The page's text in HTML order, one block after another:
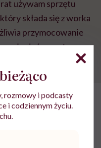
używam sprzętu
składa się z worka
przymocowanie
nawet co
Traktuję stomię
przyjaciółkę. Mówię na
rozmowy i podcasty
i codziennym życiu.